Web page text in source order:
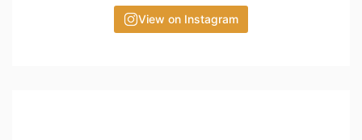
View on Instagram